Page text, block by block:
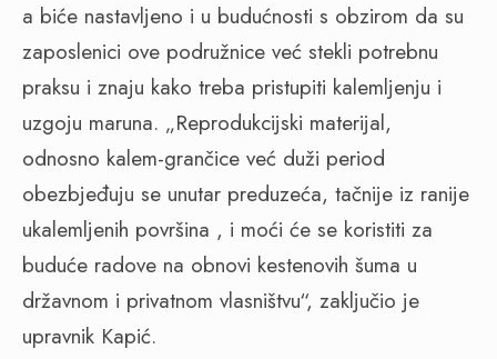
a biće nastavljeno i u budućnosti s obzirom da su
zaposlenici ove podružnice već stekli potrebnu
praksu i znaju kako treba pristupiti kalemljenju i
uzgoju maruna. „Reprodukcijski materijal,
odnosno kalem-grančice već duži period
obezbjeđuju se unutar preduzeća, tačnije iz ranije
ukalemljenih površina , i moći će se koristiti za
buduće radove na obnovi kestenovih šuma u
državnom i privatnom vlasništvu“, zaključio je
upravnik Kapić.